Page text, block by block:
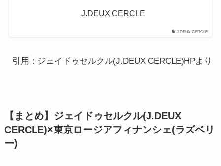
J.DEUX CERCLE
J.DEUX CERCLE
引用：ジェイドゥセルクル(J.DEUX CERCLE)HPより
【まとめ】ジェイドゥセルクル(J.DEUX
CERCLE)×東京ロージアフィナンシェ(ラズベリ
ー)